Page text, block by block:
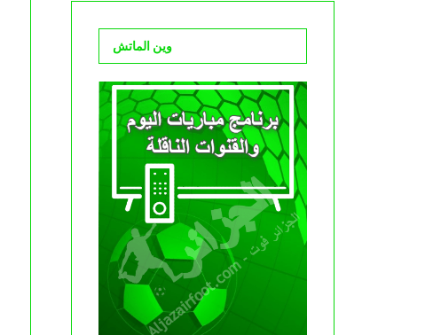
وين الماتش